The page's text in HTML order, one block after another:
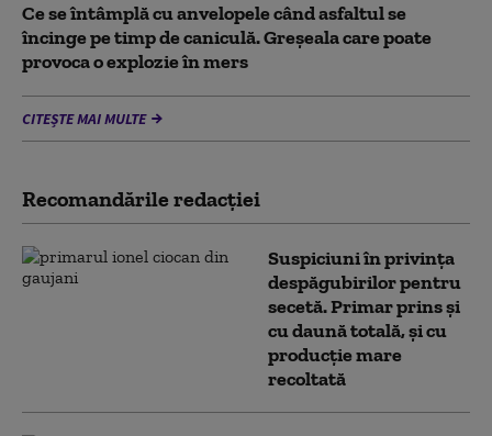
Ce se întâmplă cu anvelopele când asfaltul se
încinge pe timp de caniculă. Greșeala care poate
provoca o explozie în mers
CITEȘTE MAI MULTE
Recomandările redacţiei
Suspiciuni în privința
despăgubirilor pentru
secetă. Primar prins și
cu daună totală, și cu
producție mare
recoltată